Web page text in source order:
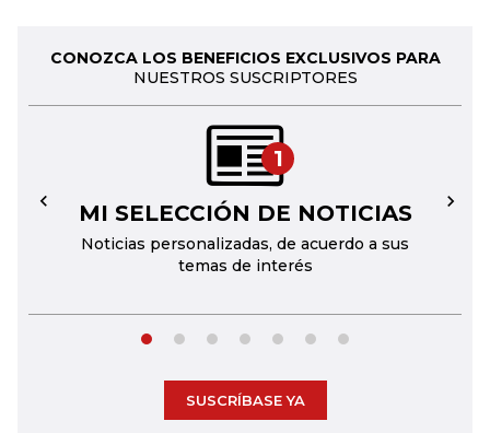
CONOZCA LOS BENEFICIOS EXCLUSIVOS PARA
NUESTROS SUSCRIPTORES
1
MI SELECCIÓN DE NOTICIAS
Noticias personalizadas, de acuerdo a sus
temas de interés
← →
SUSCRÍBASE YA